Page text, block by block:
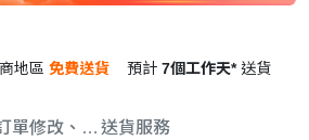
地區 免費送貨 預計 7個工作天* 送貨
單修改、取消與退款政策
送貨服務